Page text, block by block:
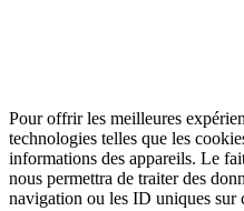
Pour offrir les meilleures
technologies telles que les
informations des appareils. Le
nous permettra de traiter des
navigation ou les ID uniques sur